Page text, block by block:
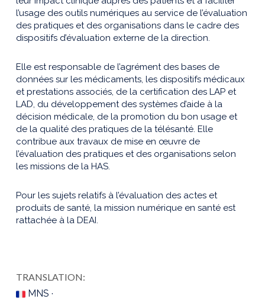
l’usage des outils numériques au service de l’évaluation
des pratiques et des organisations dans le cadre des
dispositifs d’évaluation externe de la direction.
Elle est responsable de l’agrément des bases de
données sur les médicaments, les dispositifs médicaux
et prestations associés, de la certification des LAP et
LAD, du développement des systèmes d’aide à la
décision médicale, de la promotion du bon usage et
de la qualité des pratiques de la télésanté. Elle
contribue aux travaux de mise en œuvre de
l’évaluation des pratiques et des organisations selon
les missions de la HAS.
Pour les sujets relatifs à l’évaluation des actes et
produits de santé, la mission numérique en santé est
rattachée à la DEAI.
TRANSLATION:
MNS ·